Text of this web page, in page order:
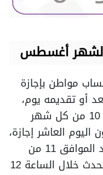
لشهر أغسطس
مواطن بإجازة
أو تقديمه يوم،
فكان كل شهر يتم إيداع خلال اليوم 10 من كل شهر
العاشر إجازة،
ولهذا السبب سيتم الإيداع يوم الأحد الموافق 11 من
أغسطس، يجب التنويه أن الإيداع سيحدث خلال الساعة 12